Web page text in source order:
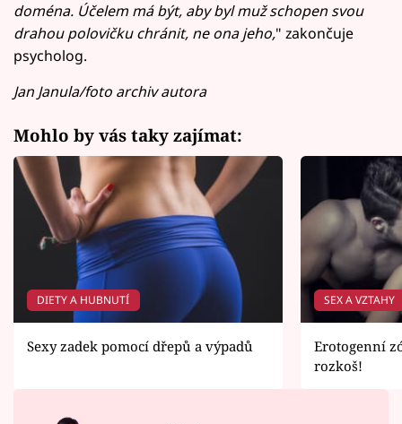
doména. Účelem má být, aby byl muž schopen svou
drahou polovičku chránit, ne ona jeho," zakončuje
psycholog.
Jan Janula/foto archiv autora
Mohlo by vás taky zajímat:
DIETY A HUBNUTÍ
Sexy zadek pomocí dřepů a výpadů
SEX A VZTAHY
Erotogenní
rozkoš!